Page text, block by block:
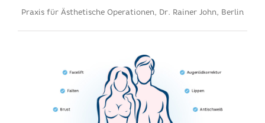
Praxis für Ästhetische Operationen, Dr. Rainer John, Berlin